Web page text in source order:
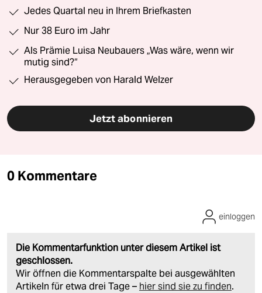
Jedes Quartal neu in Ihrem Briefkasten
Nur 38 Euro im Jahr
Als Prämie Luisa Neubauers „Was wäre, wenn wir
mutig sind?“
Herausgegeben von Harald Welzer
Jetzt abonnieren
0 Kommentare
Die Kommentarfunktion unter diesem Artikel ist
geschlossen.
Wir öffnen die Kommentarspalte bei ausgewählten
Artikeln für etwa drei Tage – hier sind sie zu finden.
einloggen